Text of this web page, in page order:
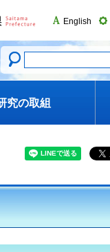
English
究の取組